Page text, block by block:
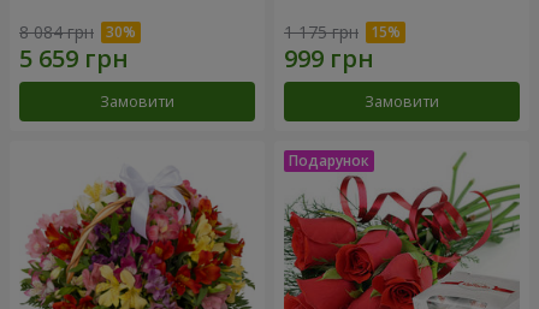
8 084 грн
Замовити
1 175 грн
Замовити